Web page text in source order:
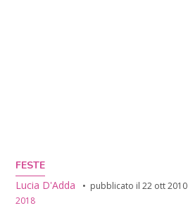
FESTE
Lucia D'Adda
pubblicato il22 ott 2010
2018